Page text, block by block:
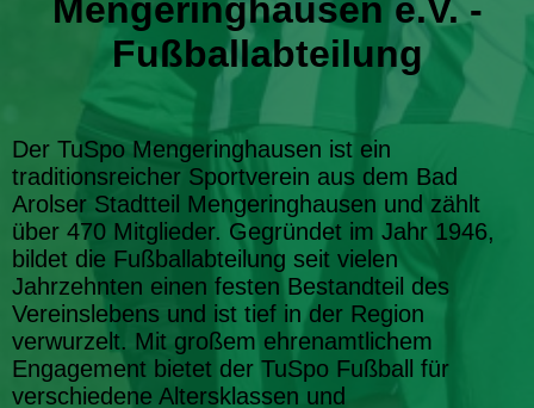
Mengeringhausen e.V. -
Fußballabteilung
Der TuSpo Mengeringhausen ist ein
traditionsreicher Sportverein aus dem Bad
Arolser Stadtteil Mengeringhausen und zählt
über 470 Mitglieder. Gegründet im Jahr 1946,
bildet die Fußballabteilung seit vielen
Jahrzehnten einen festen Bestandteil des
Vereinslebens und ist tief in der Region
verwurzelt. Mit großem ehrenamtlichem
Engagement bietet der TuSpo Fußball für
verschiedene Altersklassen und